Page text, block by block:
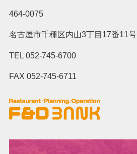
464-0075
名古屋市千種区内山3丁目17番11号
TEL 052-745-6700
FAX 052-745-6711